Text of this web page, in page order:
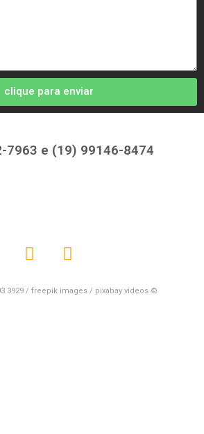
clique para enviar
7963 e (19) 99146-8474
3929 / freepik images / pixabay videos ©